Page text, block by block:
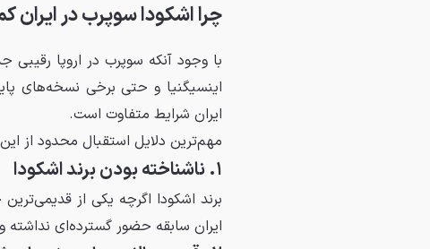
چرا اشکودا سوپرب در ایران
ایران شرایط متفاوت است.
مهم‌ترین دلایل استقبال محدود از
۱. ناشناخته بودن برند اشکودا
برند اشکودا اگرچه یکی از
ایران سابقه حضور گسترده‌ای نداشته